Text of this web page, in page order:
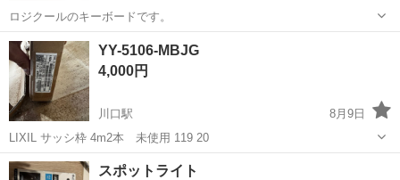
ロジクールのキーボードです。
埼玉 川口市
YY-5106-MBJG
4,000円
川口駅
8月9日
LIXIL サッシ枠 4m2本 未使用 119 20
埼玉 川口市 川口駅 PCパーツ
スポットライト